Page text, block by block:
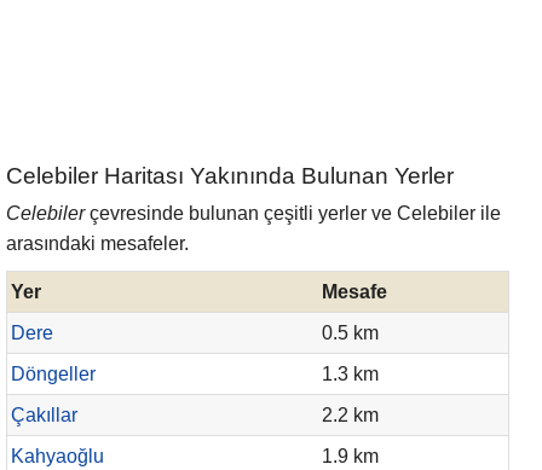
Celebiler Haritası Yakınında Bulunan Yerler
Celebilerçevresinde bulunan çeşitli yerler ve Celebiler ile
arasındaki mesafeler.
Yer
Mesafe
Dere
0.5 km
Döngeller
1.3 km
Çakıllar
2.2 km
Kahyaoğlu
1.9 km